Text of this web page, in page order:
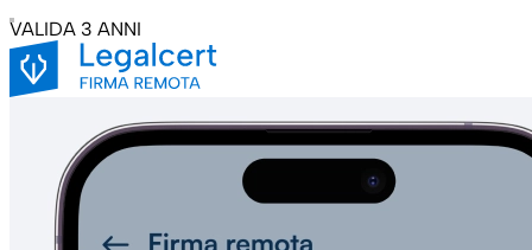
VALIDA 3 ANNI